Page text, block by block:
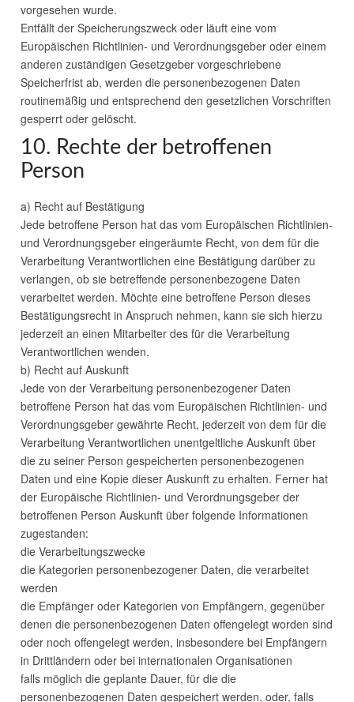
vorgesehen wurde.
Entfällt der Speicherungszweck oder läuft eine vom
Europäischen Richtlinien- und Verordnungsgeber oder einem
anderen zuständigen Gesetzgeber vorgeschriebene
Speicherfrist ab, werden die personenbezogenen Daten
routinemäßig und entsprechend den gesetzlichen Vorschriften
gesperrt oder gelöscht.
10. Rechte der betroffenen
Person
a) Recht auf Bestätigung
Jede betroffene Person hat das vom Europäischen Richtlinien-
und Verordnungsgeber eingeräumte Recht, von dem für die
Verarbeitung Verantwortlichen eine Bestätigung darüber zu
verlangen, ob sie betreffende personenbezogene Daten
verarbeitet werden. Möchte eine betroffene Person dieses
Bestätigungsrecht in Anspruch nehmen, kann sie sich hierzu
jederzeit an einen Mitarbeiter des für die Verarbeitung
Verantwortlichen wenden.
b) Recht auf Auskunft
Jede von der Verarbeitung personenbezogener Daten
betroffene Person hat das vom Europäischen Richtlinien- und
Verordnungsgeber gewährte Recht, jederzeit von dem für die
Verarbeitung Verantwortlichen unentgeltliche Auskunft über
die zu seiner Person gespeicherten personenbezogenen
Daten und eine Kopie dieser Auskunft zu erhalten. Ferner hat
der Europäische Richtlinien- und Verordnungsgeber der
betroffenen Person Auskunft über folgende Informationen
zugestanden:
die Verarbeitungszwecke
die Kategorien personenbezogener Daten, die verarbeitet
werden
die Empfänger oder Kategorien von Empfängern, gegenüber
denen die personenbezogenen Daten offengelegt worden sind
oder noch offengelegt werden, insbesondere bei Empfängern
in Drittländern oder bei internationalen Organisationen
falls möglich die geplante Dauer, für die die
personenbezogenen Daten gespeichert werden, oder, falls